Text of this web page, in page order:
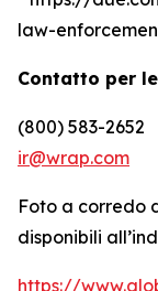
law-
Contatto per
(800) 583-2652
ir@wrap.com
Foto a corredo
disponibili
https://